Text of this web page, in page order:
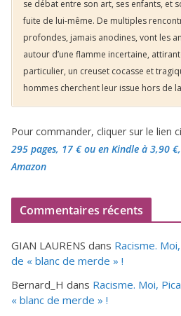
se débat entre son art, ses enfants, et
fuite de lui-même. De multiples
profondes, jamais anodines, vont les
autour d’une flamme incertaine,
particulier, un creuset cocasse et
hommes cherchent leur issue hors de
Pour commander, cliquer sur le lien
295 pages, 17 €ou en Kindle à 3,90 €
Amazon
Commentaires récents
GIAN LAURENS dans Racisme.
de « blanc de merde » !
Bernard_H dans Racisme. Moi,
« blanc de merde » !